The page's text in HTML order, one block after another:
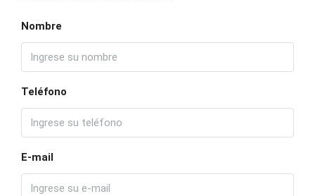
Nombre
Teléfono
E-mail